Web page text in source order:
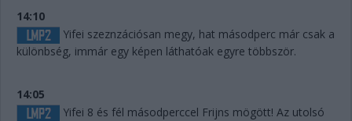
14:10
Yifei szeznzációsan megy, hat másodperc már csak a
különbség, immár egy képen láthatóak egyre többször.
14:05
Yifei 8 és fél másodperccel Frijns mögött! Az utolsó